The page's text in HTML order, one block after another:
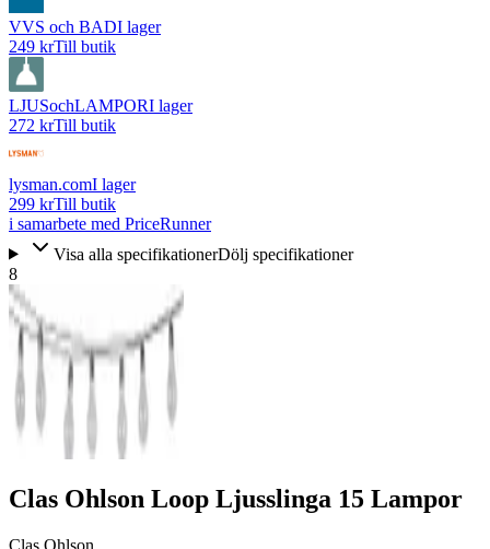
VVS och BADI lager
249 krTill butik
LJUSochLAMPORI lager
272 krTill butik
lysman.comI lager
299 krTill butik
i samarbete med PriceRunner
Visa alla specifikationerDölj specifikationer
8
Clas Ohlson Loop Ljusslinga 15 Lampor